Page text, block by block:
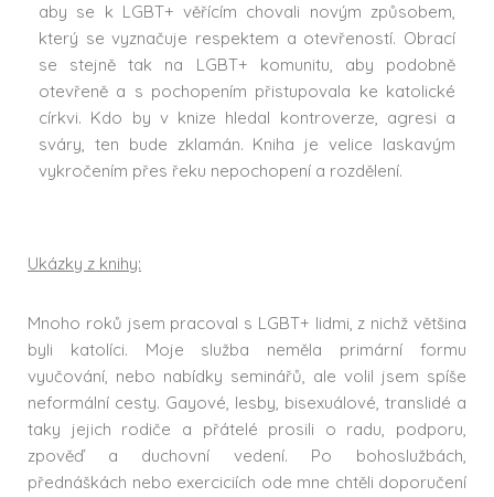
aby se k LGBT+ věřícím chovali novým způsobem,
který se vyznačuje respektem a otevřeností. Obrací
se stejně tak na LGBT+ komunitu, aby podobně
otevřeně a s pochopením přistupovala ke katolické
církvi. Kdo by v knize hledal kontroverze, agresi a
sváry, ten bude zklamán. Kniha je velice laskavým
vykročením přes řeku nepochopení a rozdělení.
Ukázky z knihy:
Mnoho roků jsem pracoval s LGBT+ lidmi, z nichž většina
byli katolíci. Moje služba neměla primární formu
vyučování, nebo nabídky seminářů, ale volil jsem spíše
neformální cesty. Gayové, lesby, bisexuálové, translidé a
taky jejich rodiče a přátelé prosili o radu, podporu,
zpověď a duchovní vedení. Po bohoslužbách,
přednáškách nebo exerciciích ode mne chtěli doporučení